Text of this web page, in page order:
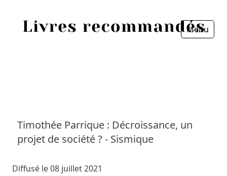
Menu
Timothée Parrique : Décroissance, un
projet de société ? - Sismique
Diffusé le 08 juillet 2021
Personnes
Livres
Fermer